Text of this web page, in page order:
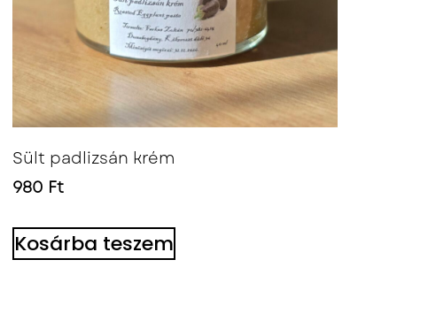
Sült padlizsán krém
980 Ft
Kosárba teszem